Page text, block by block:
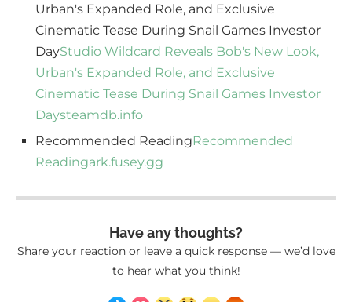
Urban's Expanded Role, and Exclusive
Cinematic Tease During Snail Games Investor
DayStudio Wildcard Reveals Bob's New Look,
Urban's Expanded Role, and Exclusive
Cinematic Tease During Snail Games Investor
Daysteamdb.info
Recommended ReadingRecommended
Readingark.fusey.gg
Have any thoughts?
Share your reaction or leave a quick response — we’d love
to hear what you think!